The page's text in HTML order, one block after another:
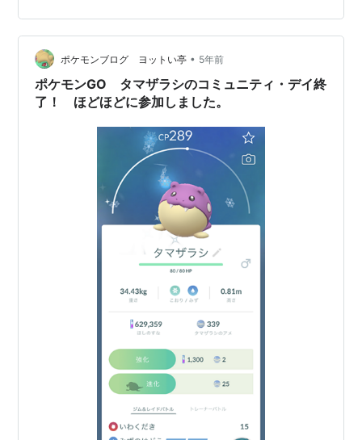
コソーダ」「ミックスオレ」などの通常レイドバトルに
は入手できないものが手に入るそうです。 期間は2022年
7月1日（金）～7月11日（月）8:59まで。 ほとんどが進
化前のポケモンなので…
ポケモンブログ ヨットい亭 • 5年前
ポケモンGO タマザラシのコミュニティ・デイ終
了！ ほどほどに参加しました。